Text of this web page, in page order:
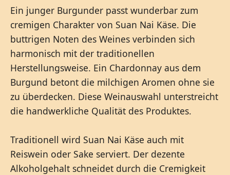
Ein junger Burgunder passt wunderbar zum
cremigen Charakter von Suan Nai Käse. Die
buttrigen Noten des Weines verbinden sich
harmonisch mit der traditionellen
Herstellungsweise. Ein Chardonnay aus dem
Burgund betont die milchigen Aromen ohne sie
zu überdecken. Diese Weinauswahl unterstreicht
die handwerkliche Qualität des Produktes.
Traditionell wird Suan Nai Käse auch mit
Reiswein oder Sake serviert. Der dezente
Alkoholgehalt schneidet durch die Cremigkeit